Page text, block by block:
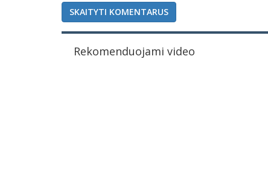
SKAITYTI KOMENTARUS
Rekomenduojami video